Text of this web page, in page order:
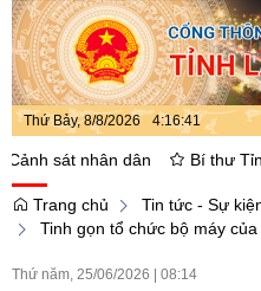
Thứ Bảy, 8/8/2026 4:16:42
nhân dân Bí thư Tỉnh ủy
Trang chủ Tin tức - Sự
Tinh gọn tổ chức bộ máy
Thứ năm, 25/06/2026 08:14